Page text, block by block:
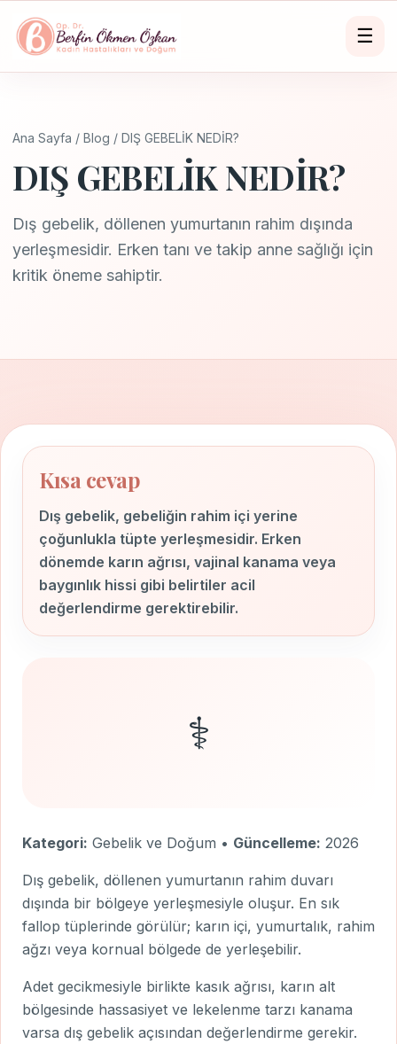
☰
Ana Sayfa / Blog / DIŞ GEBELİK NEDİR?
DIŞ GEBELİK NEDİR?
Dış gebelik, döllenen yumurtanın rahim dışında
yerleşmesidir. Erken tanı ve takip anne sağlığı için
kritik öneme sahiptir.
Kısa cevap
Dış gebelik, gebeliğin rahim içi yerine
çoğunlukla tüpte yerleşmesidir. Erken
dönemde karın ağrısı, vajinal kanama veya
baygınlık hissi gibi belirtiler acil
değerlendirme gerektirebilir.
⚕️
Kategori: Gebelik ve Doğum • Güncelleme: 2026
Dış gebelik, döllenen yumurtanın rahim duvarı
dışında bir bölgeye yerleşmesiyle oluşur. En sık
fallop tüplerinde görülür; karın içi, yumurtalık, rahim
ağzı veya kornual bölgede de yerleşebilir.
Adet gecikmesiyle birlikte kasık ağrısı, karın alt
bölgesinde hassasiyet ve lekelenme tarzı kanama
varsa dış gebelik açısından değerlendirme gerekir.